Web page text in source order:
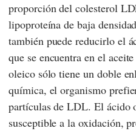
proporción del colesterol
lipoproteína de baja
también puede reducirlo el
que se encuentra en el
oleico sólo tiene un doble
química, el organismo
partículas de LDL. El ácido
susceptible a la oxidación,